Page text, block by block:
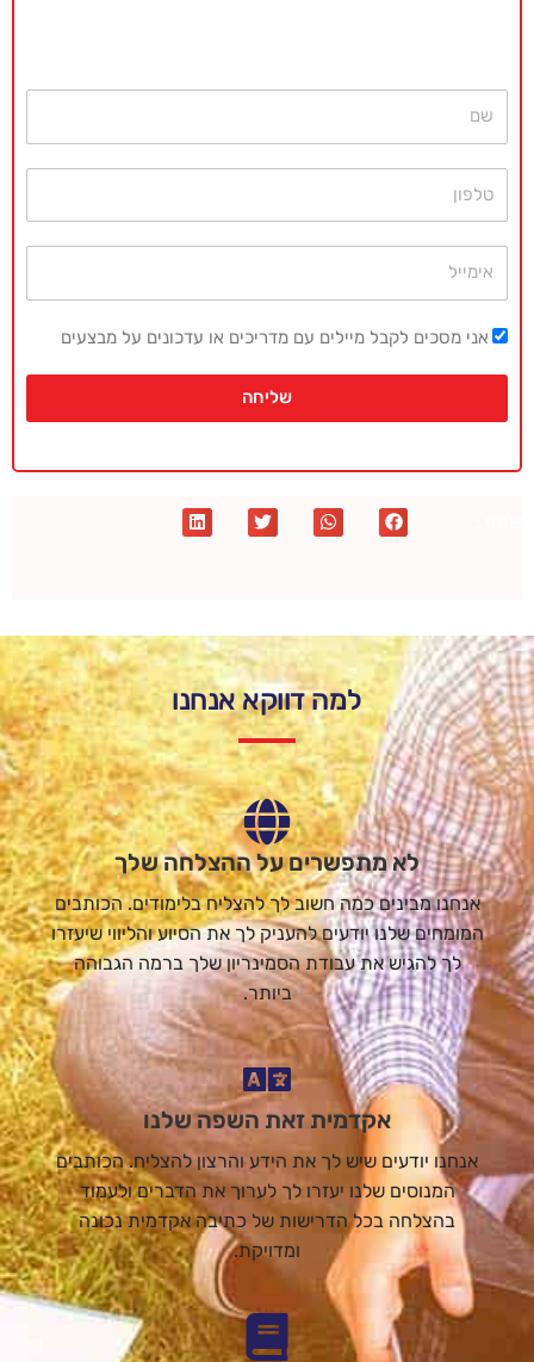
אני מסכים לקבל מיילים עם מדריכים או עדכונים על מבצעים
שליחה
למה דווקא אנחנו
לא מתפשרים על ההצלחה שלך
אנחנו מבינים כמה חשוב לך להצליח בלימודים. הכותבים
המומחים שלנו יודעים להעניק לך את הסיוע והליווי שיעזרו
לך להגיש את עבודת הסמינריון שלך ברמה הגבוהה
ביותר.
אקדמית זאת השפה שלנו
אנחנו יודעים שיש לך את הידע והרצון להצליח. הכותבים
המנוסים שלנו יעזרו לך לערוך את הדברים ולעמוד
בהצלחה בכל הדרישות של כתיבה אקדמית נכונה
ומדויקת.